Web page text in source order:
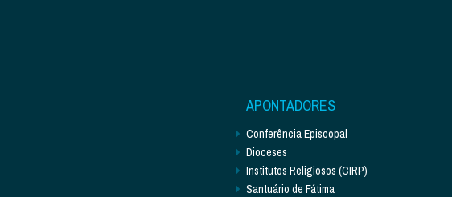
APONTADORES
Conferência Episcopal
Dioceses
Institutos Religiosos (CIRP)
Santuário de Fátima